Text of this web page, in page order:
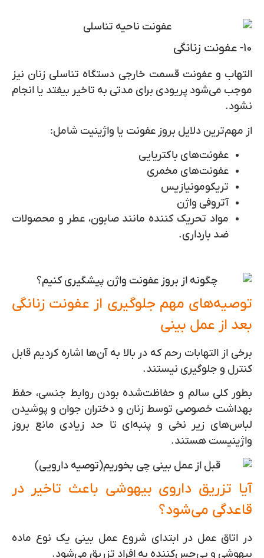
۱۰- عفونت زنانگی
التهاب و عفونت قسمت خارجی دستگاه تناسلی زنان نیز
موجب می‌شود پریودی برای مدتی به تاخیر بیفتد یا انجام
نشود.
از مهم‌ترین دلایل بروز عفونت یا واژینیت شامل:
عفونت‌های باکتریایی
عفونت‌های مخمری
تریکومونیازیس
آتروفی واژن
مواد تحریک کننده مانند صابون، عطر و محصولات
ضد بارداری.
توصیه‌های مهم جلوگیری از عفونت زنانگی
بعد از عمل بینی
برخی از التهابات رحم که در بالا به‌ آن‌ها اشاره کردیم قابل
کنترل و جلوگیری نیستند.
بطور کلی سالم و حفاظت‌شده بودن روابط جنسی، حفظ
بهداشت خصوصی توسط زنان و دختران جوان و پوشیدن
لباس‌های زیر نخی و پنبه‌ای تا حد زیادی مانع بروز
واژینیست هستند.
آیا تزریق داروی بیهوشی باعث تاخیر در
قاعدگی می‎‌شود؟
در اتاق عمل در ابتدای شروع عمل بینی یک نوع ماده
بیهوشی و بی‌حس‌کننده به افراد تزریق می‌شود.